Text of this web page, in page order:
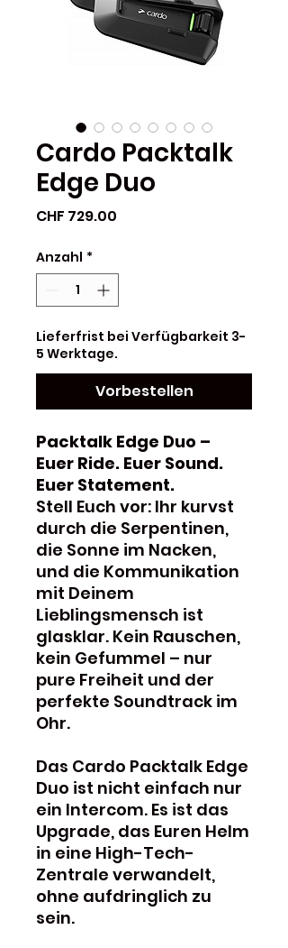
Cardo Packtalk
Edge Duo
CHF 729.00
Anzahl *
Lieferfrist bei Verfügbarkeit 3-
5 Werktage.
Vorbestellen
Packtalk Edge Duo –
Euer Ride. Euer Sound.
Euer Statement.
Stell Euch vor: Ihr kurvst
durch die Serpentinen,
die Sonne im Nacken,
und die Kommunikation
mit Deinem
Lieblingsmensch ist
glasklar. Kein Rauschen,
kein Gefummel – nur
pure Freiheit und der
perfekte Soundtrack im
Ohr.
Das Cardo Packtalk Edge
Duo ist nicht einfach nur
ein Intercom. Es ist das
Upgrade, das Euren Helm
in eine High-Tech-
Zentrale verwandelt,
ohne aufdringlich zu
sein.